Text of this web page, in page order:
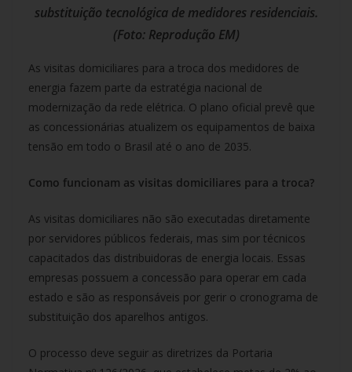
substituição tecnológica de medidores residenciais.
(Foto: Reprodução EM)
As visitas domiciliares para a troca dos medidores de
energia fazem parte da estratégia nacional de
modernização da rede elétrica. O plano oficial prevê que
as concessionárias atualizem os equipamentos de baixa
tensão em todo o Brasil até o ano de 2035.
Como funcionam as visitas domiciliares para a troca?
As visitas domiciliares não são executadas diretamente
por servidores públicos federais, mas sim por técnicos
capacitados das distribuidoras de energia locais. Essas
empresas possuem a concessão para operar em cada
estado e são as responsáveis por gerir o cronograma de
substituição dos aparelhos antigos.
O processo deve seguir as diretrizes da Portaria